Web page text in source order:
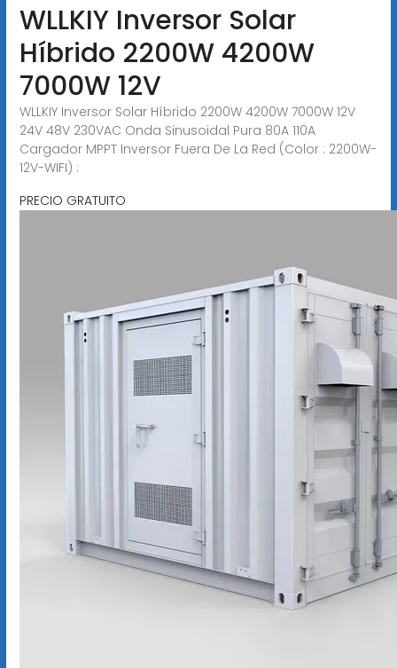
WLLKIY Inversor Solar
Híbrido 2200W 4200W
7000W 12V
WLLKIY Inversor Solar Híbrido 2200W 4200W 7000W 12V
24V 48V 230VAC Onda Sinusoidal Pura 80A 110A
Cargador MPPT Inversor Fuera De La Red (Color : 2200W-
12V-WIFI) :
PRECIO GRATUITO